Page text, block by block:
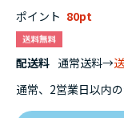
ポイント 80
配送料 通常送料→
通常、2営業日以内